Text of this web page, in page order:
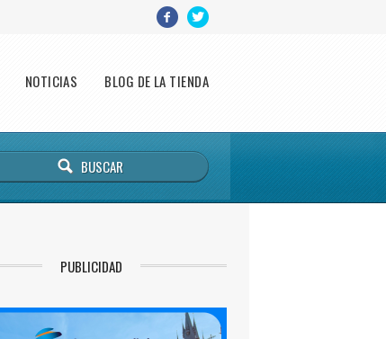
NOTICIAS BLOG DE LA TIENDA
PUBLICIDAD